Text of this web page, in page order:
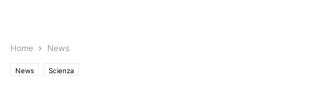
Home News
News Scienza